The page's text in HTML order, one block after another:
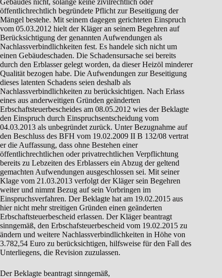
öffentlichrechtlich begründete Pflicht zur Beseitigung der
Mängel bestehe. Mit seinem dagegen gerichteten Einspruch
vom 05.03.2012 hielt der Kläger an seinem Begehren auf
Berücksichtigung der genannten Aufwendungen als
Nachlassverbindlichkeiten fest. Es handele sich nicht um
einen Gebäudeschaden. Die Schadensursache sei bereits
durch den Erblasser gelegt worden, da dieser Heizöl minderer
Qualität bezogen habe. Die Aufwendungen zur Beseitigung
dieses latenten Schadens seien deshalb als
Nachlassverbindlichkeiten zu berücksichtigen. Nach Erlass
eines aus anderweitigen Gründen geänderten
Erbschaftsteuerbescheides am 08.05.2012 wies der Beklagte
den Einspruch durch Einspruchsentscheidung vom
04.03.2013 als unbegründet zurück. Unter Bezugnahme auf
den Beschluss des BFH vom 19.02.2009 II B 132/08 vertrat
er die Auffassung, dass ohne Bestehen einer
öffentlichrechtlichen oder privatrechtlichen Verpflichtung
bereits zu Lebzeiten des Erblassers ein Abzug der geltend
gemachten Aufwendungen ausgeschlossen sei. Mit seiner
Klage vom 21.03.2013 verfolgt der Kläger sein Begehren
weiter und nimmt Bezug auf sein Vorbringen im
Einspruchsverfahren. Der Beklagte hat am 19.02.2015 aus
hier nicht mehr streitigen Gründen einen geänderten
Erbschaftsteuerbescheid erlassen. Der Kläger beantragt
sinngemäß, den Erbschafsteuerbescheid vom 19.02.2015 zu
ändern und weitere Nachlassverbindlichkeiten in Höhe von
3.782,54 Euro zu berücksichtigen, hilfsweise für den Fall des
Unterliegens, die Revision zuzulassen.
Der Beklagte beantragt sinngemäß,